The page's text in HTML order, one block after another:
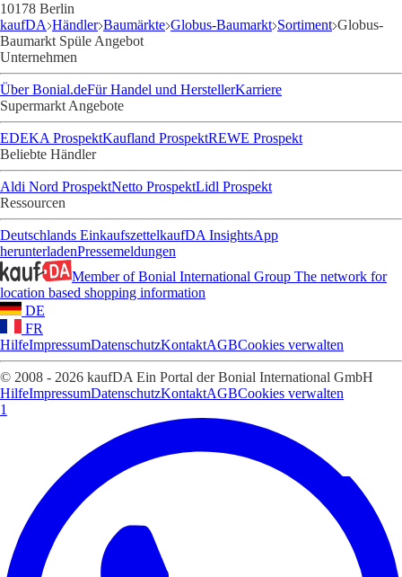
10178 Berlin
kaufDA Händler Baumärkte Globus-Baumarkt Sortiment Globus-
Baumarkt Spüle Angebot
Unternehmen
Über Bonial.deFür Handel und HerstellerKarriere
Supermarkt Angebote
EDEKA ProspektKaufland ProspektREWE Prospekt
Beliebte Händler
Aldi Nord ProspektNetto ProspektLidl Prospekt
Ressourcen
Deutschlands EinkaufszettelkaufDA InsightsApp
herunterladenPressemeldungen
Member of Bonial International Group The network for
location based shopping information
DE
FR
HilfeImpressumDatenschutzKontaktAGBCookies verwalten
© 2008 - 2026 kaufDA Ein Portal der Bonial International GmbH
HilfeImpressumDatenschutzKontaktAGBCookies verwalten
1